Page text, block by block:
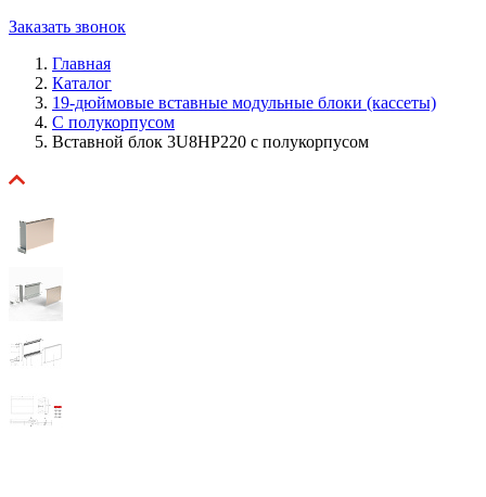
Заказать звонок
Главная
Каталог
19-дюймовые вставные модульные блоки (кассеты)
С полукорпусом
Вставной блок 3U8HP220 с полукорпусом